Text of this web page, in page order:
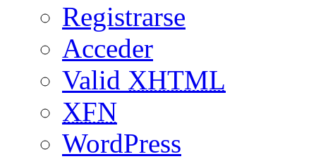
Registrarse
Acceder
Valid XHTML
XFN
WordPress